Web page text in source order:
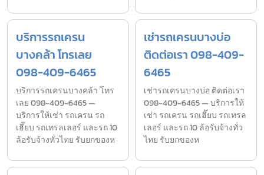
บริการรถเครน
บางคล้า โทรเลย
098-409-6465
บริการรถเครนบางคล้า โทร
เลย 098-409-6465 —
บริการให้เช่า รถเครน รถ
เฮี๊ยบ รถเทรลเลอร์ และรถ 10
ล้อรับจ้างทั่วไทย รับยกของห
เช่ารถเครนบางบ่อ
ติดต่อเรา 098-409-
6465
เช่ารถเครนบางบ่อ ติดต่อเรา
098-409-6465 — บริการให้
เช่า รถเครน รถเฮี๊ยบ รถเทรล
เลอร์ และรถ 10 ล้อรับจ้างทั่ว
ไทย รับยกของห